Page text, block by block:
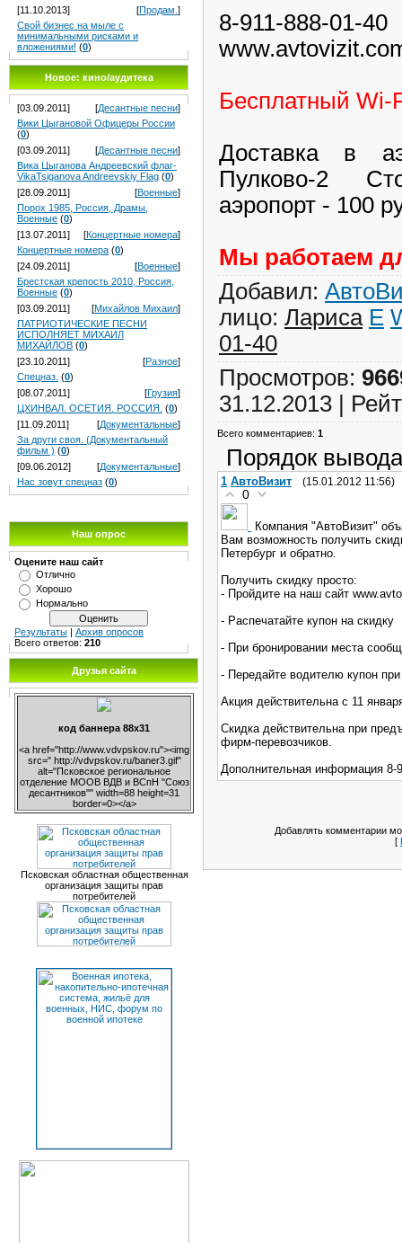
[11.10.2013]
[Продам. ]
Свой бизнес на мыле с
минимальными рисками и
вложениями! (0)
Новое: кино/аудитека
[03.09.2011] [Десантные песни]
Вики Цыгановой Офицеры России
(0)
[03.09.2011]
[Десантные песни]
Вика Цыганова Андреевский флаг-
VikaTsiganova Andreevskiy Flag (0)
[28.09.2011]
[Военные]
Порох 1985, Россия, Драмы,
Военные (0)
[13.07.2011]
[Концертные номера]
Концертные номера (0)
[24.09.2011]
[Военные]
Брестская крепость 2010, Россия,
Военные (0)
[03.09.2011]
[Михайлов Михаил]
ПАТРИОТИЧЕСКИЕ ПЕСНИ
ИСПОЛНЯЕТ МИХАИЛ
МИХАЙЛОВ (0)
[23.10.2011]
[Разное]
Спецназ. (0)
[08.07.2011]
[Грузия]
ЦХИНВАЛ. ОСЕТИЯ. РОССИЯ. (0)
[11.09.2011]
[Документальные]
За други своя. (Документальный
фильм ) (0)
[09.06.2012]
[Документальные]
Нас зовут спецназ (0)
Наш опрос
Оцените наш сайт
Отлично
Хорошо
Нормально
Результаты | Архив опросов
Всего ответов: 210
Друзья сайта
код баннера 88х31
<a href="http://www.vdvpskov.ru"><img
src=" http://vdvpskov.ru/baner3.gif"
alt="Псковское региональное
отделение МООВ ВДВ и ВСпН "Союз
десантников"" width=88 height=31
border=0></a>
Псковская областная общественная
организация защиты прав
потребителей
8-911-888-01-
Бесплатный Wi-
Доставка в
Пулково-2
аэропорт - 100
Мы работаем
Добавил:
лицо: Лариса E
01-40
Просмотров:
31.12.2013 |
Всего комментариев: 1
Порядок
1 АвтоВизит (15.01.2012 11:56)
0
Компания "АвтоВизит"
Вам возможность получить
Петербург и обратно.
Получить скидку просто:
- Пройдите на наш сайт
- Распечатайте купон на скидку
- При бронировании места
- Передайте водителю купон
Акция действительна с 11
Скидка действительна при
фирм-перевозчиков.
Дополнительная информация 8-
Добавлять комментарии
[